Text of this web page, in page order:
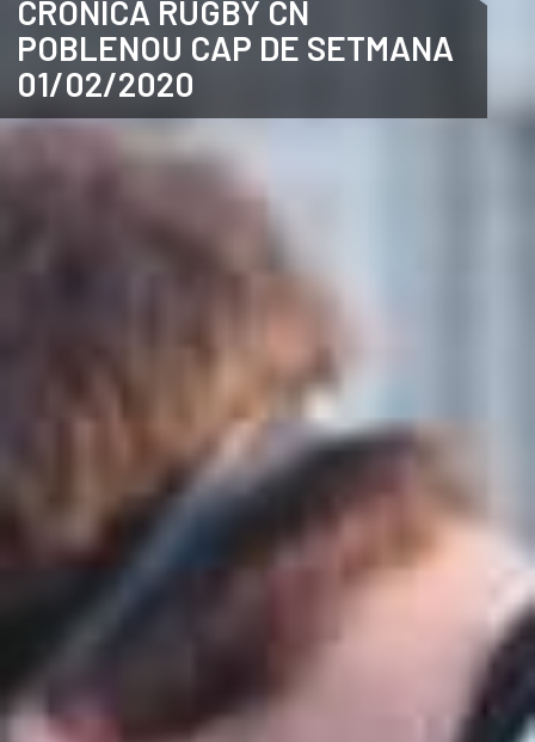
ANGLÈS
CRÒNICA RUGBY CN
POBLENOU CAP DE SETMANA
01/02/2020